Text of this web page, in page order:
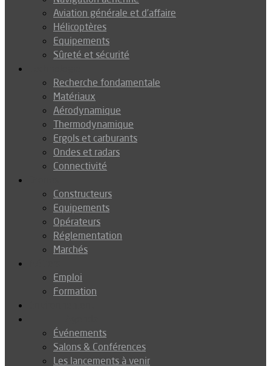
Aviation générale et d’affaire
Hélicoptères
Equipements
Sûreté et sécurité
Recherche fondamentale
Matériaux
Aérodynamique
Thermodynamique
Ergols et carburants
Ondes et radars
Connectivité
Constructeurs
Equipements
Opérateurs
Réglementation
Marchés
Emploi
Formation
Événements
Salons & Conférences
Les lancements à venir